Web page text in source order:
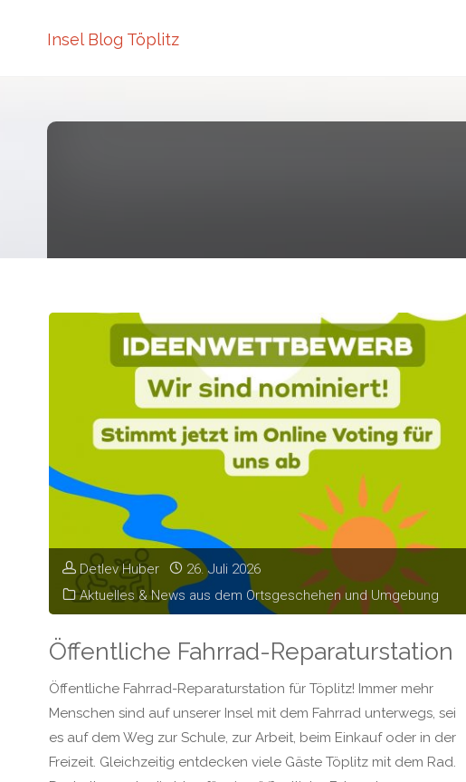
Insel Blog Töplitz
Detlev Huber
26. Juli 2026
Aktuelles & News aus dem Ortsgeschehen und Umgebung
Öffentliche Fahrrad-Reparaturstation
Öffentliche Fahrrad-Reparaturstation für Töplitz! Immer mehr
Menschen sind auf unserer Insel mit dem Fahrrad unterwegs, sei
es auf dem Weg zur Schule, zur Arbeit, beim Einkauf oder in der
Freizeit. Gleichzeitig entdecken viele Gäste Töplitz mit dem Rad.